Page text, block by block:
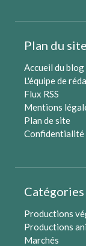
Plan du site
Accueil du blog
L'équipe de
Flux RSS
Mentions
Plan de site
Confidentialité
Catégories
Productions
Productions
Marchés